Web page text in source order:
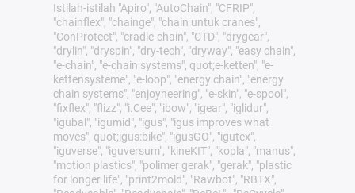
Istilah-istilah "Apiro", "AutoChain", "CFRIP",
"chainflex", "chainge", "chain untuk cranes",
"ConProtect", "cradle-chain", "CTD", "drygear",
"drylin", "dryspin", "dry-tech", "dryway", "easy chain",
"e-chain", "e-chain systems", quot;e-ketten", "e-
kettensysteme", "e-loop", "energy chain", "energy
chain systems", "enjoyneering", "e-skin", "e-spool",
"fixflex", "flizz", "i.Cee", "ibow", "igear", "iglidur",
"igubal", "igumid", "igus", "igus improves what
moves", quot;igus:bike", "igusGO", "igutex",
"iguverse", "iguversum", "kineKIT", "kopla", "manus",
"motion plastics", "polimer gerak", "gerak", "plastic
for longer life", "print2mold", "Rawbot", "RBTX",